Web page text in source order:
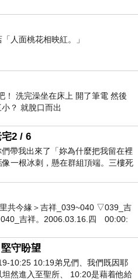
保並非沒有吸收而是超
人面桃花相映紅。」
！ 洗完澡坐在床上 開了筆電 然後
？ 就脫口而出
2 / 6
帶我出來了「妳為什麼把我留在裡
一根冰刺，懸在群組頂端。三樓死
人。那個人確實站在
共今緣＞吉祥_039~040 ▽039_吉
吉祥。2006.03.16.四 00:00:
守盼望
10:25 10:19弟兄們、我們既因耶
然進入至聖所、 10:20是藉着他給